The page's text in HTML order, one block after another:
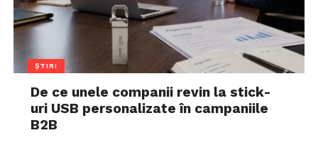
ȘTIRI
De ce unele companii revin la stick-
uri USB personalizate în campaniile
B2B